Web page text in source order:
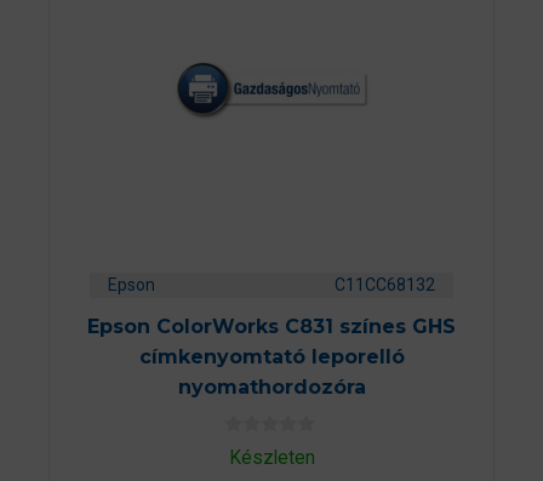
Epson C11CC68132
Epson ColorWorks C831 színes GHS
címkenyomtató leporelló
nyomathordozóra
0
aKészleten